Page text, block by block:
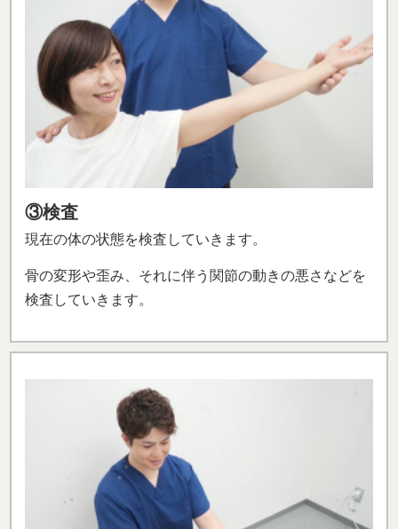
③検査
現在の体の状態を検査していきます。
骨の変形や歪み、それに伴う関節の動きの悪さなどを
検査していきます。